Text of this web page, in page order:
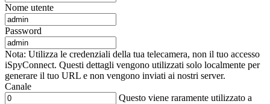
Nome utente
Password
Nota: Utilizza le credenziali della tua telecamera, non il tuo accesso
iSpyConnect. Questi dettagli vengono utilizzati solo localmente per
generare il tuo URL e non vengono inviati ai nostri server.
Canale
Questo viene raramente utilizzato a